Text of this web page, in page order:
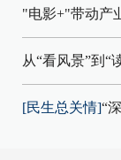
"电影+"带动产
从“看风景”到
[民生总关情]“